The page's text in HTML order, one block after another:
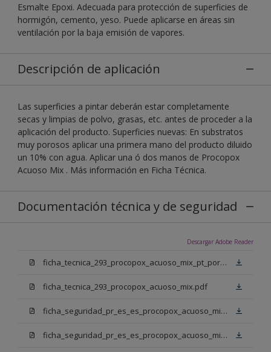
Esmalte Epoxi. Adecuada para protección de superficies de
hormigón, cemento, yeso. Puede aplicarse en áreas sin
ventilación por la baja emisión de vapores.
Descripción de aplicación
Las superficies a pintar deberán estar completamente
secas y limpias de polvo, grasas, etc. antes de proceder a la
aplicación del producto. Superficies nuevas: En substratos
muy porosos aplicar una primera mano del producto diluido
un 10% con agua. Aplicar una ó dos manos de Procopox
Acuoso Mix . Más información en Ficha Técnica.
Documentación técnica y de seguridad
Descargar Adobe Reader
ficha_tecnica_293_procopox_acuoso_mix_pt_portugal.pdf
ficha_tecnica_293_procopox_acuoso_mix.pdf
ficha_seguridad_pr_es_es_procopox_acuoso_mix_bb.pdf
ficha_seguridad_pr_es_es_procopox_acuoso_mix_bm.pdf